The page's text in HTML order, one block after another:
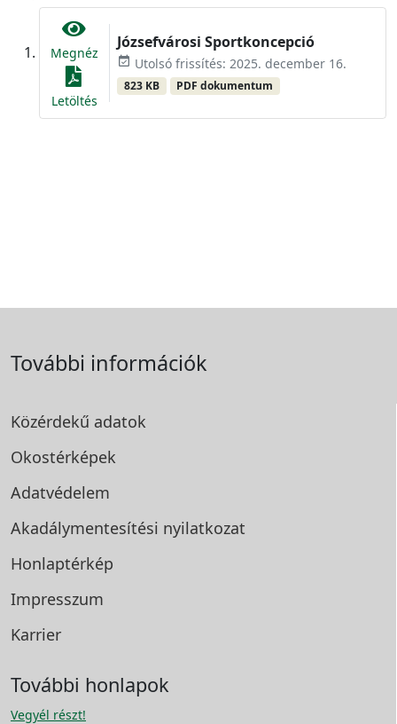
Megnéz
Letöltés
Józsefvárosi Sportkoncepció
event_available Utolsó frissítés: 2025. december 16.
823 KB PDF dokumentum
További információk
Közérdekű adatok
Okostérképek
Adatvédelem
Akadálymentesítési nyilatkozat
Honlaptérkép
Impresszum
Karrier
További honlapok
Vegyél részt!